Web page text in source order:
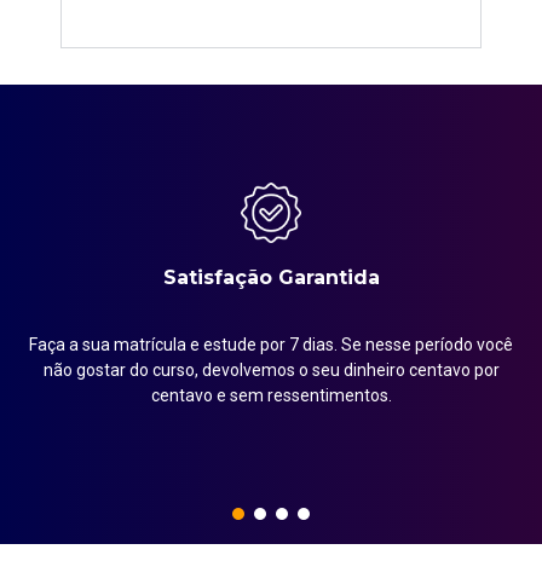
Satisfação Garantida
Faça a sua matrícula e estude por 7 dias. Se nesse período você
não gostar do curso, devolvemos o seu dinheiro centavo por
centavo e sem ressentimentos.